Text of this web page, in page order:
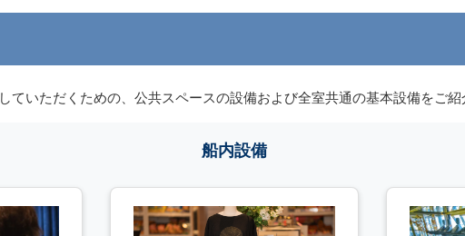
ていただくための、公共スペースの設備および全室共通の基本設備をご紹
船内設備